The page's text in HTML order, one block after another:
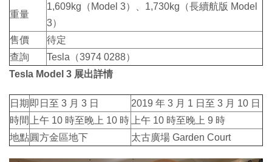
重量
1,609kg（Model 3）、1,730kg（長續航版 Model
3）
售價
待定
查詢
Tesla（3974 0288）
Tesla Model 3 展出詳情
日期 即日至 3 月 3 日
2019 年 3 月 1 日至 3 月 10 日
時間
上午 10 時至晚上 10 時
上午 10 時至晚上 9 時
地點圓方金區地下 太古廣場 Garden Court